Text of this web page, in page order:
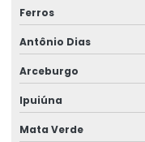
Ferros
Antônio Dias
Arceburgo
Ipuiúna
Mata Verde